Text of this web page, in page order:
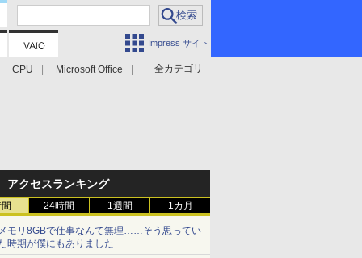
Impress サイト
全カテゴリ
CPU Microsoft Office
アクセスランキング
24時間 1週間 1カ月
モリ8GBで仕事なんて無理……そう思ってい
時期が僕にもありました